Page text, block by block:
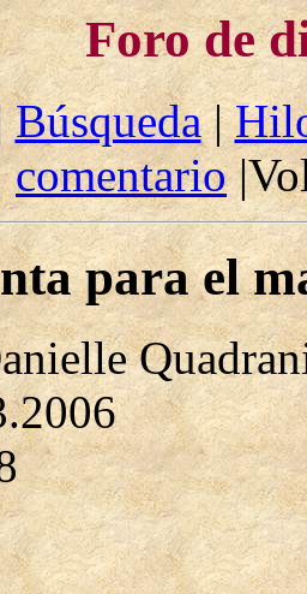
Foro de
Búsqueda|
comentario
para el